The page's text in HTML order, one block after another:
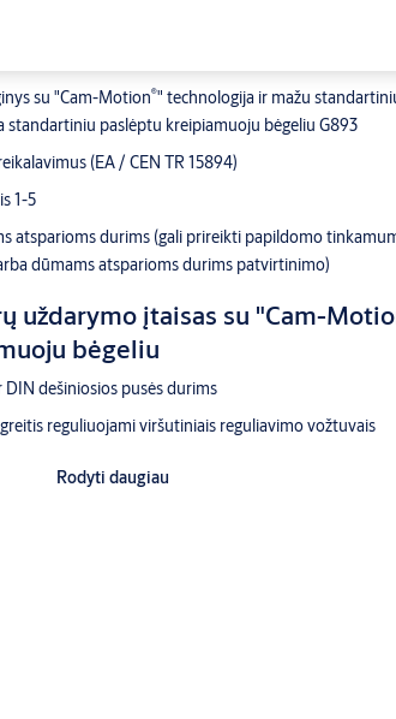
Motion
su "Cam-Motion®" technologija ir mažu
standartiniu paslėptu kreipiamuoju bėgeliu G893
(EA / CEN TR 15894)
1-5
atsparioms durims (gali prireikti papildomo
dūmams atsparioms durims patvirtinimo)
uždarymo įtaisas su "Cam-
bėgeliu
dešiniosios pusės durims
reguliuojami viršutiniais reguliavimo vožtuvais
Rodyti daugiau